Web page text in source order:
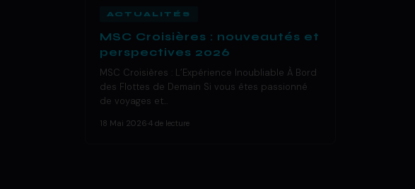
ACTUALITÉS
MSC Croisières : nouveautés et
perspectives 2026
MSC Croisières : L’Expérience Inoubliable À Bord
des Flottes de Demain Si vous êtes passionné
de voyages et…
18 Mai 2026 4 de lecture